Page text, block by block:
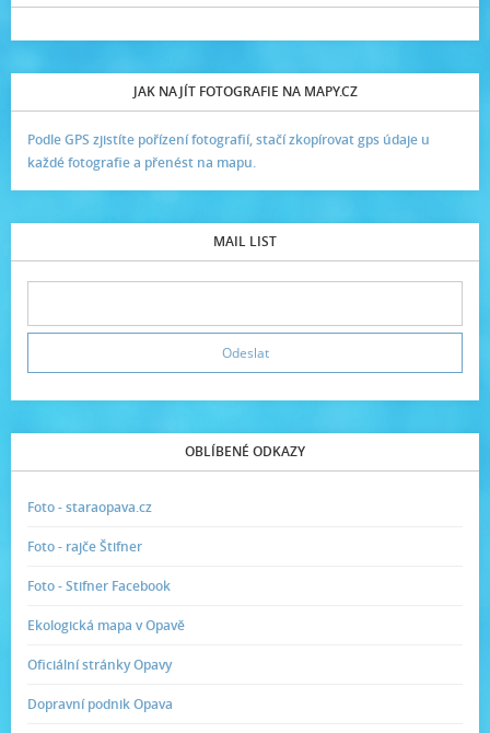
JAK NAJÍT FOTOGRAFIE NA MAPY.CZ
Podle GPS zjistíte pořízení fotografií, stačí zkopírovat gps údaje u
každé fotografie a přenést na mapu.
MAIL LIST
OBLÍBENÉ ODKAZY
Foto - staraopava.cz
Foto - rajče Štifner
Foto - Stifner Facebook
Ekologická mapa v Opavě
Oficiální stránky Opavy
Dopravní podnik Opava